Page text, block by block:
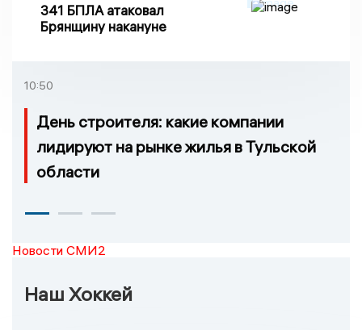
341 БПЛА атаковал
Брянщину накануне
10:50
День строителя: какие компании
лидируют на рынке жилья в Тульской
области
Новости СМИ2
Наш Хоккей